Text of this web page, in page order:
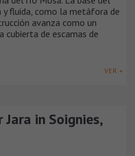
fluida, como la metáfora de
avanza como un
cubierta de escamas de
VER +
in Soignies,